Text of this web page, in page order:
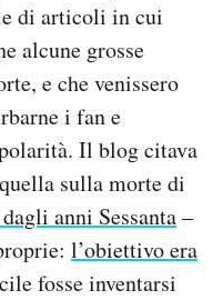
di articoli in cui
alcune grosse
e che venissero
i fan e
Il blog citava
sulla morte di
anni Sessanta–
l’obiettivo era
fosse inventarsi